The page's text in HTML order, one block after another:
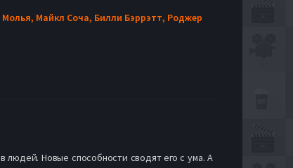
Майкл Соча, Билли Бэррэтт, Роджер
людей. Новые способности сводят его с ума. А